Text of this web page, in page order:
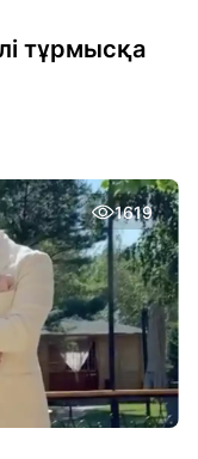
тұрмысқа
1619